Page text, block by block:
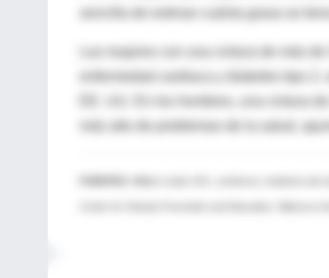
Las mujeres con una cintura de más
enfermedad cardiaca y diabetes tipo
EE. UU. En los hombres, una cintura
más alto de problemas de la salud,